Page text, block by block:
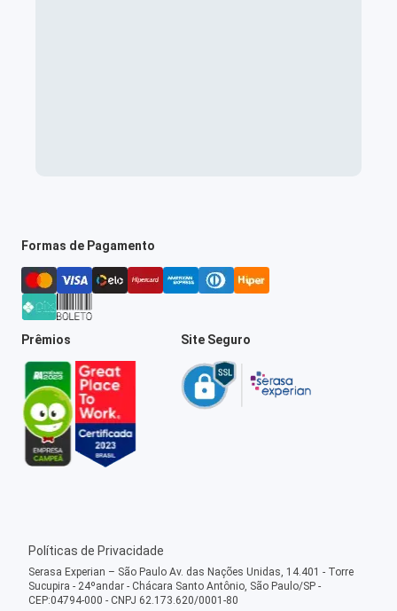
Formas de Pagamento
Prêmios Site Seguro
Políticas de Privacidade
Serasa Experian – São Paulo Av. das Nações Unidas, 14.401 - Torre
Sucupira - 24ºandar - Chácara Santo Antônio, São Paulo/SP -
CEP:04794-000 - CNPJ 62.173.620/0001-80